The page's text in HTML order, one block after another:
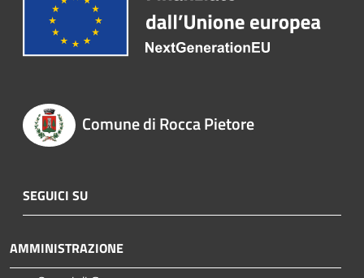
Comune di Rocca Pietore
SEGUICI SU
AMMINISTRAZIONE